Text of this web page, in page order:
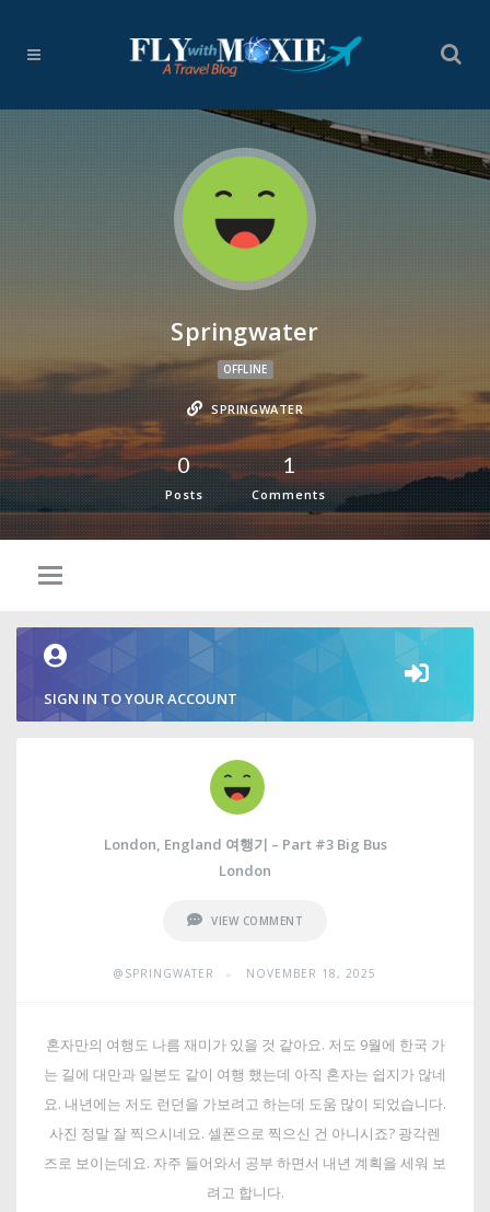
Springwater
OFFLINE
SPRINGWATER
0
Posts
1
Comments
SIGN IN TO YOUR ACCOUNT
London, England 여행기 – Part #3 Big Bus
London
VIEW COMMENT
@SPRINGWATER NOVEMBER 18, 2025
혼자만의 여행도 나름 재미가 있을 것 같아요. 저도 9월에 한국 가
는 길에 대만과 일본도 같이 여행 했는데 아직 혼자는 쉽지가 않네
요. 내년에는 저도 런던을 가보려고 하는데 도움 많이 되었습니다.
사진 정말 잘 찍으시네요. 셀폰으로 찍으신 건 아니시죠? 광각렌
즈로 보이는데요. 자주 들어와서 공부 하면서 내년 계획을 세워 보
려고 합니다.